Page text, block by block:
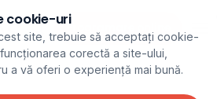
Programare online
cookie-uri
site, trebuie să acceptați cookie-
corectă a site-ului,
a vă oferi o experiență mai bună.